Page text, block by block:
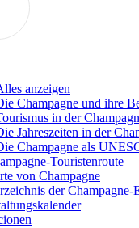
anzeigen
Champagne und ihre
in der
Jahreszeiten in der
Champagne als
Touristenroute
von Champagne
der Champagne-